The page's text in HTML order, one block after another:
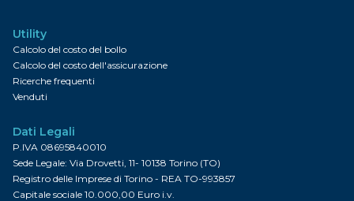
Utility
Calcolo del costo del bollo
Calcolo del costo dell'assicurazione
Ricerche frequenti
Venduti
Dati Legali
P.IVA 08695840010
Sede Legale: Via Drovetti, 11- 10138 Torino (TO)
Registro delle Imprese di Torino - REA TO-993857
Capitale sociale 10.000,00 Euro i.v.